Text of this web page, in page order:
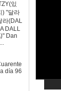
있
) "달라
라(DAL
DALL
Dan
día 96